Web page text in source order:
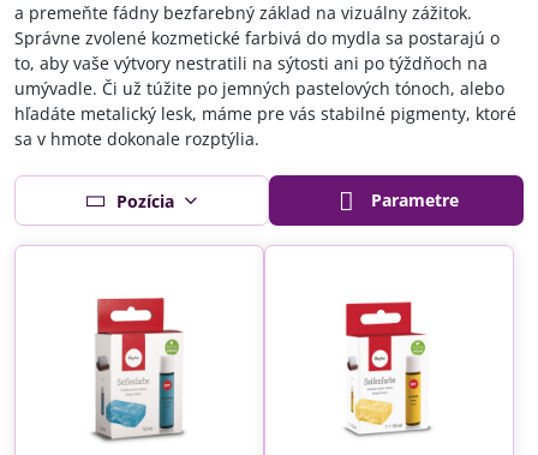
a premeňte fádny bezfarebný základ na vizuálny zážitok.
Správne zvolené kozmetické farbivá do mydla sa postarajú o
to, aby vaše výtvory nestratili na sýtosti ani po týždňoch na
umývadle. Či už túžite po jemných pastelových tónoch, alebo
hľadáte metalický lesk, máme pre vás stabilné pigmenty, ktoré
sa v hmote dokonale rozptýlia.
Pozícia Parametre